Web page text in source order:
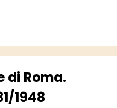
di Roma.
1948